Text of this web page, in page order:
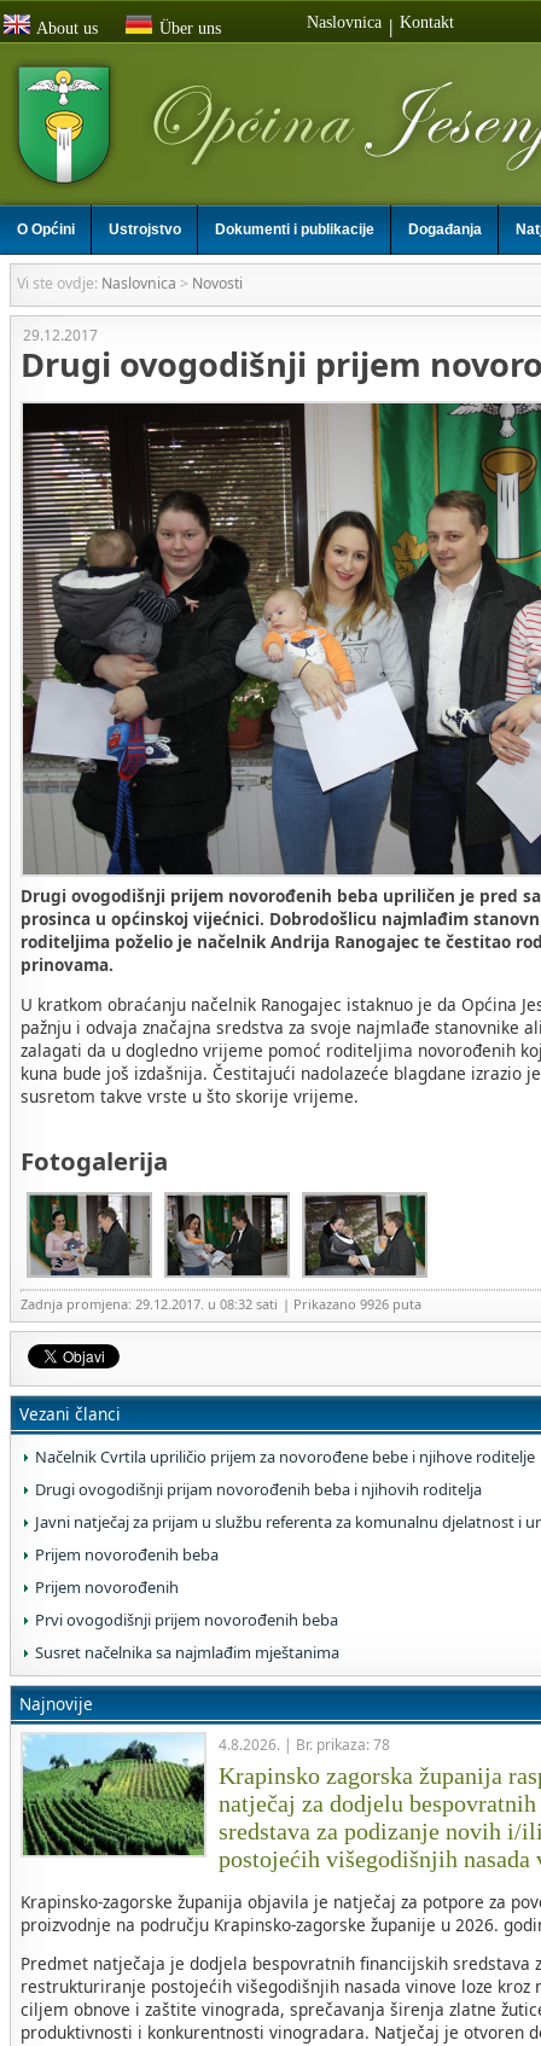
About us Über uns Naslovnica | Kontakt
O Općini Ustrojstvo Dokumenti i publikacije Događanja
Vi ste ovdje: Naslovnica > Novosti
29.12.2017
Drugi ovogodišnji prijem
Drugi ovogodišnji prijem novorođenih beba upriličen je pred
prosinca u općinskoj vijećnici. Dobrodošlicu najmlađim
roditeljima poželio je načelnik Andrija Ranogajec te čestitao
prinovama.
U kratkom obraćanju načelnik Ranogajec istaknuo je da Općina
pažnju i odvaja značajna sredstva za svoje najmlađe stanovnike
zalagati da u dogledno vrijeme pomoć roditeljima novorođenih
kuna bude još izdašnija. Čestitajući nadolazeće blagdane izrazio
susretom takve vrste u što skorije vrijeme.
Fotogalerija
Zadnja promjena: 29.12.2017. u 08:32 sati | Prikazano 9926 puta
Vezani članci
Načelnik Cvrtila upriličio prijem za novorođene bebe i njihove roditelje
Drugi ovogodišnji prijam novorođenih beba i njihovih roditelja
Javni natječaj za prijam u službu referenta za komunalnu djelatnost i
Prijem novorođenih beba
Prijem novorođenih
Prvi ovogodišnji prijem novorođenih beba
Susret načelnika sa najmlađim mještanima
Najnovije
4.8.2026. | Br. prikaza: 78
Krapinsko zagorska županija
natječaj za dodjelu
sredstava za podizanje novih i/
postojećih višegodišnjih nasada
Krapinsko-zagorske županija objavila je natječaj za potpore za
proizvodnje na području Krapinsko-zagorske županije u 2026.
Predmet natječaja je dodjela bespovratnih financijskih sredstava
restrukturiranje postojećih višegodišnjih nasada vinove loze kroz
ciljem obnove i zaštite vinograda, sprečavanja širenja zlatne
produktivnosti i konkurentnosti vinogradara. Natječaj je otvoren